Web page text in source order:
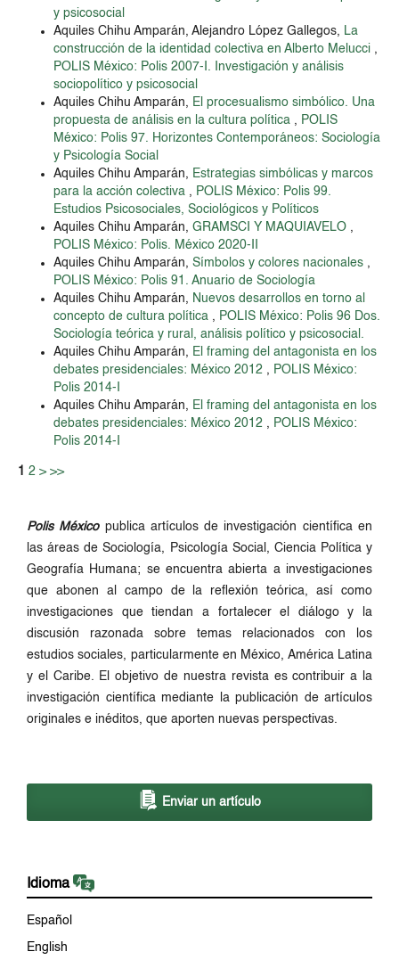
y psicosocial
Aquiles Chihu Amparán, Alejandro López Gallegos, La
construcción de la identidad colectiva en Alberto Melucci ,
POLIS México: Polis 2007-I. Investigación y análisis
sociopolítico y psicosocial
Aquiles Chihu Amparán, El procesualismo simbólico. Una
propuesta de análisis en la cultura política , POLIS
México: Polis 97. Horizontes Contemporáneos: Sociología
y Psicología Social
Aquiles Chihu Amparán, Estrategias simbólicas y marcos
para la acción colectiva , POLIS México: Polis 99.
Estudios Psicosociales, Sociológicos y Políticos
Aquiles Chihu Amparán, GRAMSCI Y MAQUIAVELO ,
POLIS México: Polis. México 2020-II
Aquiles Chihu Amparán, Símbolos y colores nacionales ,
POLIS México: Polis 91. Anuario de Sociología
Aquiles Chihu Amparán, Nuevos desarrollos en torno al
concepto de cultura política , POLIS México: Polis 96 Dos.
Sociología teórica y rural, análisis político y psicosocial.
Aquiles Chihu Amparán, El framing del antagonista en los
debates presidenciales: México 2012 , POLIS México:
Polis 2014-I
Aquiles Chihu Amparán, El framing del antagonista en los
debates presidenciales: México 2012 , POLIS México:
Polis 2014-I
1 2 > >>
Polis Méxicopublica artículos de investigación científica en
las áreas de Sociología, Psicología Social, Ciencia Política y
Geografía Humana; se encuentra abierta a investigaciones
que abonen al campo de la reflexión teórica, así como
investigaciones que tiendan a fortalecer el diálogo y la
discusión razonada sobre temas relacionados con los
estudios sociales, particularmente en México, América Latina
y el Caribe. El objetivo de nuestra revista es contribuir a la
investigación científica mediante la publicación de artículos
originales e inéditos, que aporten nuevas perspectivas.
Enviar un artículo
Idioma
Español
English